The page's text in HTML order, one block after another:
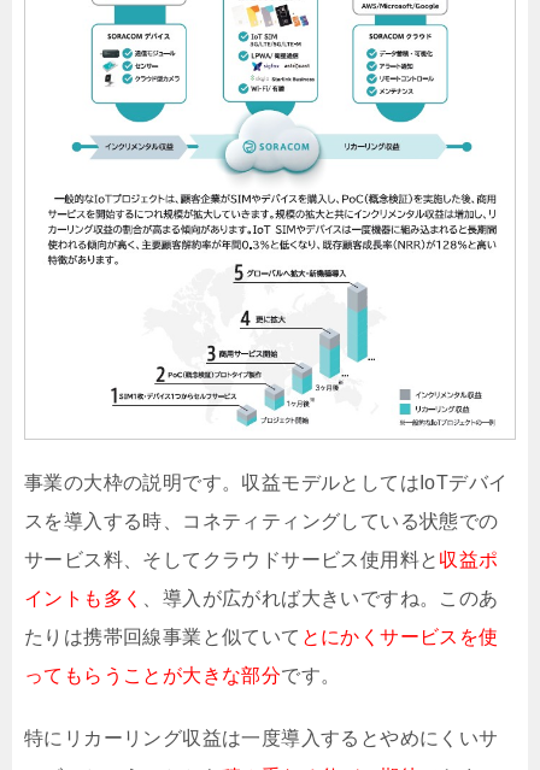
事業の大枠の説明です。収益モデルとしてはIoTデバイ
スを導入する時、コネティティングしている状態での
サービス料、そしてクラウドサービス使用料と 収益ポ
イントも多く
、導入が広がれば大きいですね。このあ
たりは携帯回線事業と似ていて とにかくサービスを使
ってもらうことが大きな部分です。
特にリカーリング収益は一度導入するとやめにくいサ